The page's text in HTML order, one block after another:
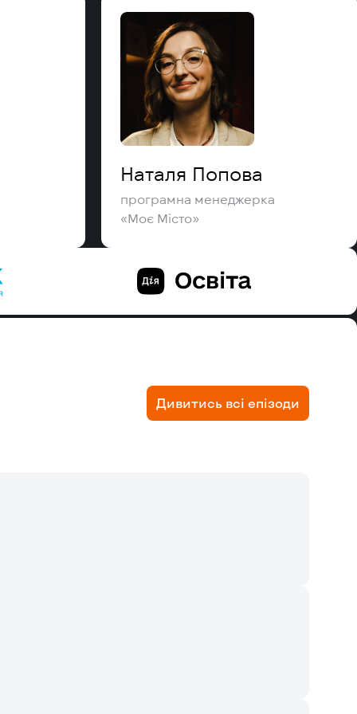
Наталя Попова
програмна менеджерка
«Моє Місто»
Дивитись всі епізоди